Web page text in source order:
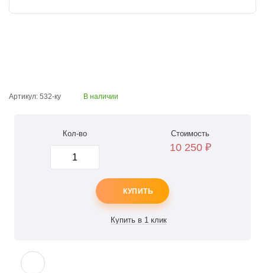
Артикул: 532-ку В наличии
Кол-во Стоимость
10 250 ₽
КУПИТЬ